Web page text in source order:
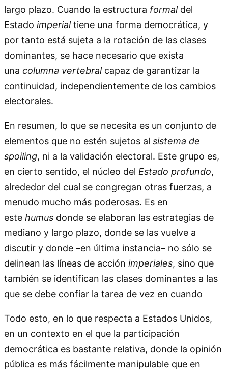
largo plazo. Cuando la estructura formaldel
Estado imperialtiene una forma democrática, y
por tanto está sujeta a la rotación de las clases
dominantes, se hace necesario que exista
una columna vertebralcapaz de garantizar la
continuidad, independientemente de los cambios
electorales.
En resumen, lo que se necesita es un conjunto de
elementos que no estén sujetos al sistema de
spoiling, ni a la validación electoral. Este grupo es,
en cierto sentido, el núcleo del Estado profundo,
alrededor del cual se congregan otras fuerzas, a
menudo mucho más poderosas. Es en
este humus donde se elaboran las estrategias de
mediano y largo plazo, donde se las vuelve a
discutir y donde –en última instancia– no sólo se
delinean las líneas de acción imperiales, sino que
también se identifican las clases dominantes a las
que se debe confiar la tarea de vez en cuando
Todo esto, en lo que respecta a Estados Unidos,
en un contexto en el que la participación
democrática es bastante relativa, donde la opinión
pública es más fácilmente manipulable que en